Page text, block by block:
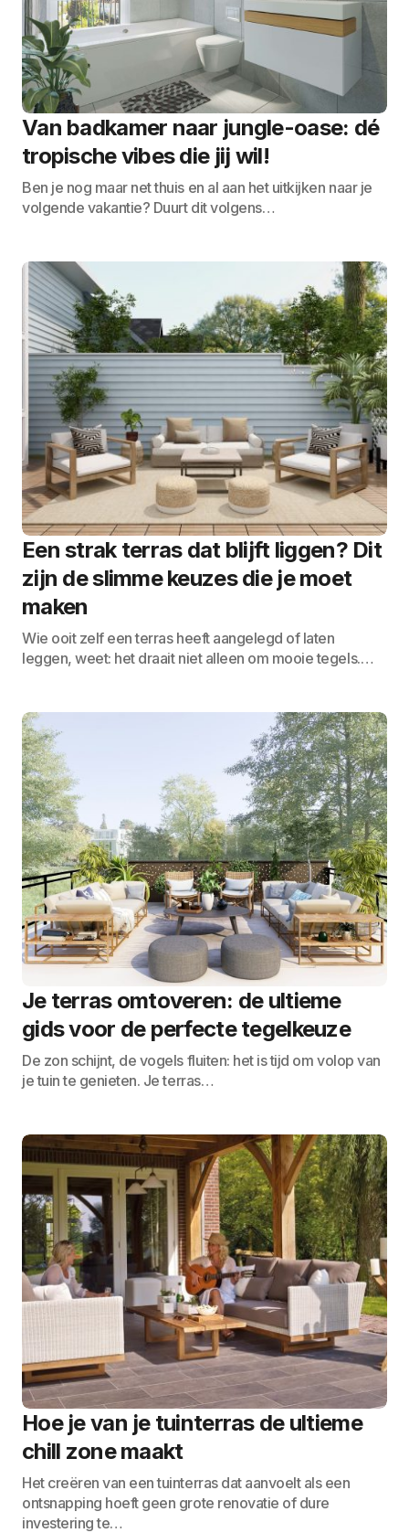
Van badkamer naar jungle-oase: dé
tropische vibes die jij wil!
Ben je nog maar net thuis en al aan het uitkijken naar je
volgende vakantie? Duurt dit volgens…
Een strak terras dat blijft liggen? Dit
zijn de slimme keuzes die je moet
maken
Wie ooit zelf een terras heeft aangelegd of laten
leggen, weet: het draait niet alleen om mooie tegels.…
Je terras omtoveren: de ultieme
gids voor de perfecte tegelkeuze
De zon schijnt, de vogels fluiten: het is tijd om volop van
je tuin te genieten. Je terras…
Hoe je van je tuinterras de ultieme
chill zone maakt
Het creëren van een tuinterras dat aanvoelt als een
ontsnapping hoeft geen grote renovatie of dure
investering te…